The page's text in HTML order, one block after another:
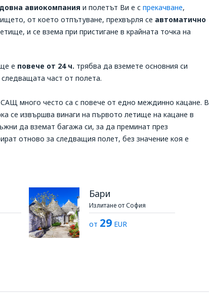
авиокомпания и полетът Ви е с прекачване,
от което отпътуване, прехвърля се автоматично
и се взема при пристигане в крайната точка на
е повече от 24 ч. трябва да вземете основния си
част от полета.
много често са с повече от едно междинно кацане. В
се извършва винаги на първото летище на кацане в
да вземат багажа си, за да преминат през
отново за следващия полет, без значение коя е
Бари
Излитане от София
от 29 EUR